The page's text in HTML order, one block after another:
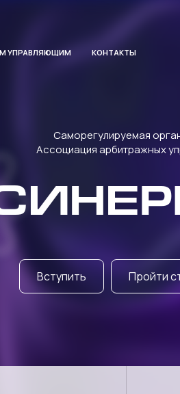
УПРАВЛЯЮЩИМ КОНТАКТЫ
Саморегулируемая
Ассоциация арбитражных
Вступить Пройти